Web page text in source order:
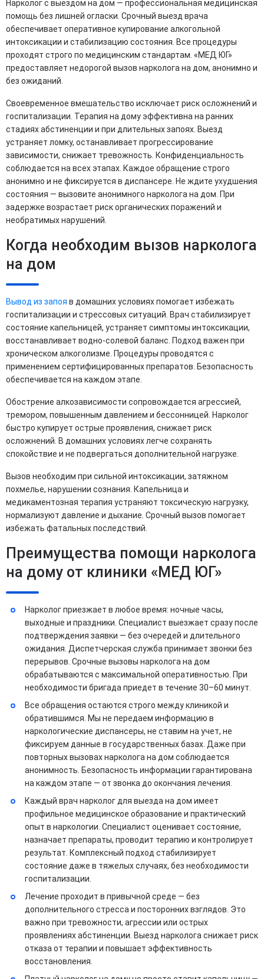
Нарколог с выездом на дом — профессиональная медицинская
помощь без лишней огласки. Срочный выезд врача
обеспечивает оперативное купирование алкогольной
интоксикации и стабилизацию состояния. Все процедуры
проходят строго по медицинским стандартам. «МЕД ЮГ»
предоставляет недорогой вызов нарколога на дом, анонимно и
без ожиданий.
Своевременное вмешательство исключает риск осложнений и
госпитализации. Терапия на дому эффективна на ранних
стадиях абстиненции и при длительных запоях. Выезд
устраняет ломку, останавливает прогрессирование
зависимости, снижает тревожность. Конфиденциальность
соблюдается на всех этапах. Каждое обращение строго
анонимно и не фиксируется в диспансере. Не ждите ухудшения
состояния — вызовите анонимного нарколога на дом. При
задержке возрастает риск органических поражений и
необратимых нарушений.
Когда необходим вызов нарколога
на дом
Вывод из запоя в домашних условиях помогает избежать
госпитализации и стрессовых ситуаций. Врач стабилизирует
состояние капельницей, устраняет симптомы интоксикации,
восстанавливает водно-солевой баланс. Подход важен при
хроническом алкоголизме. Процедуры проводятся с
применением сертифицированных препаратов. Безопасность
обеспечивается на каждом этапе.
Обострение алкозависимости сопровождается агрессией,
тремором, повышенным давлением и бессонницей. Нарколог
быстро купирует острые проявления, снижает риск
осложнений. В домашних условиях легче сохранять
спокойствие и не подвергаться дополнительной нагрузке.
Вызов необходим при сильной интоксикации, затяжном
похмелье, нарушении сознания. Капельница и
медикаментозная терапия устраняют токсическую нагрузку,
нормализуют давление и дыхание. Срочный вызов помогает
избежать фатальных последствий.
Преимущества помощи нарколога
на дому от клиники «МЕД ЮГ»
Нарколог приезжает в любое время: ночные часы,
выходные и праздники. Специалист выезжает сразу после
подтверждения заявки — без очередей и длительного
ожидания. Диспетчерская служба принимает звонки без
перерывов. Срочные вызовы нарколога на дом
обрабатываются с максимальной оперативностью. При
необходимости бригада приедет в течение 30–60 минут.
Все обращения остаются строго между клиникой и
обратившимся. Мы не передаем информацию в
наркологические диспансеры, не ставим на учет, не
фиксируем данные в государственных базах. Даже при
повторных вызовах нарколога на дом соблюдается
анонимность. Безопасность информации гарантирована
на каждом этапе — от звонка до окончания лечения.
Каждый врач нарколог для выезда на дом имеет
профильное медицинское образование и практический
опыт в наркологии. Специалист оценивает состояние,
назначает препараты, проводит терапию и контролирует
результат. Комплексный подход стабилизирует
состояние даже в тяжелых случаях, без необходимости
госпитализации.
Лечение проходит в привычной среде — без
дополнительного стресса и посторонних взглядов. Это
важно при тревожности, агрессии или острых
проявлениях абстиненции. Выезд нарколога снижает риск
отказа от терапии и повышает эффективность
восстановления.